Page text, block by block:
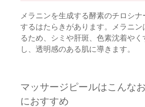
メラニンを生成する酵素のチロシ
するはたらきがあります。メラニ
るため、シミや肝斑、色素沈着や
し、透明感のある肌に導きます。
マッサージピールはこんな
におすすめ